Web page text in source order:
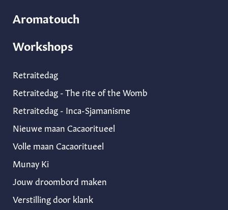
Aromatouch
Workshops
Retraitedag
Retraitedag - The rite of the Womb
Retraitedag - Inca-Sjamanisme
Nieuwe maan Cacaoritueel
Volle maan Cacaoritueel
Munay Ki
Jouw droombord maken
Verstilling door klank